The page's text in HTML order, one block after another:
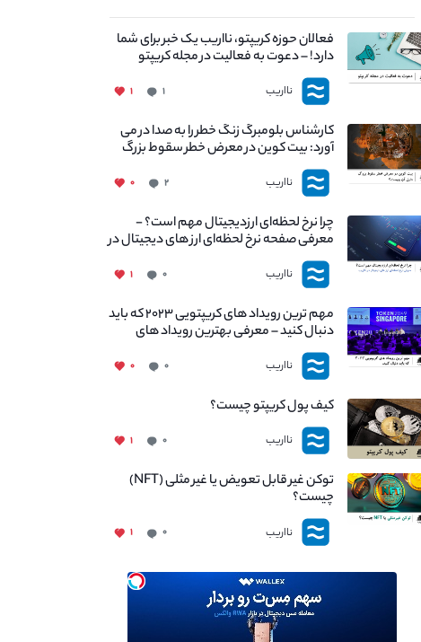
فعالان حوزه کریپتو، نااریب یک خبر برای شما
دارد! – دعوت به فعالیت در مجله کریپتو
نااریب ۱ ۱
کارشناس بلومبرگ زنگ خطر را به صدا در می
آورد: بیت کوین در معرض خطر سقوط بزرگ
است - دلیل آن چیست؟
نااریب ۲ ۰
چرا نرخ لحظه‌ای ارزدیجیتال مهم است؟ -
معرفی صفحه نرخ لحظه‌ای ارز های دیجیتال در
نااریب
نااریب ۰ ۱
مهم ترین رویداد های کریپتویی ۲۰۲۳ که باید
دنبال کنید – معرفی بهترین رویداد های
جهانی
نااریب ۰ ۰
کیف پول کریپتو چیست؟
نااریب ۰ ۱
توکن غیر قابل تعویض یا غیر مثلی (NFT)
چیست؟
نااریب ۰ ۱